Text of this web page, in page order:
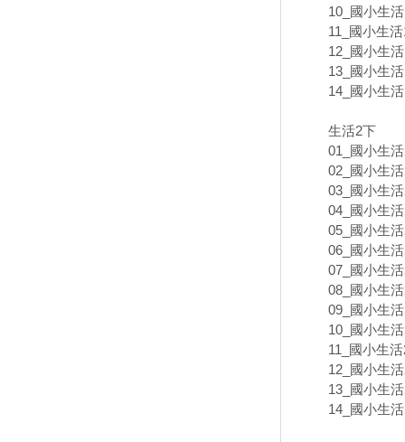
10_國小生
11_國小生
12_國小生
13_國小生
14_國小生
生活2下
01_國小生
02_國小生
03_國小生
04_國小生
05_國小生
06_國小生
07_國小生
08_國小生
09_國小生
10_國小生
11_國小生
12_國小生
13_國小生
14_國小生